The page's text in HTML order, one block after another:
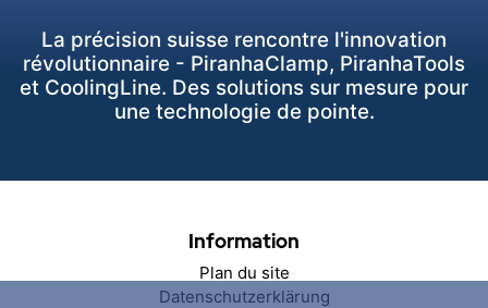
La précision suisse rencontre l'innovation
révolutionnaire - PiranhaClamp, PiranhaTools
et CoolingLine. Des solutions sur mesure pour
une technologie de pointe.
Information
Plan du site
Datenschutzerklärung